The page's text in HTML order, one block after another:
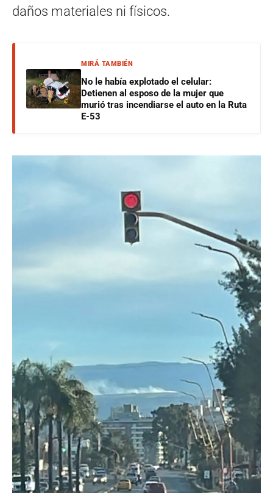
daños materiales ni físicos.
MIRÁ TAMBIÉN
No le había explotado el celular:
Detienen al esposo de la mujer que
murió tras incendiarse el auto en la Ruta
E-53